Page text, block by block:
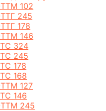
102
245
178
146
324
245
178
168
127
146
245